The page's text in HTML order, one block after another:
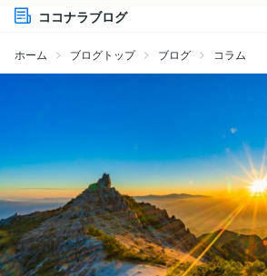
ココナラブログ
ホーム ブログトップ ブログ コラム